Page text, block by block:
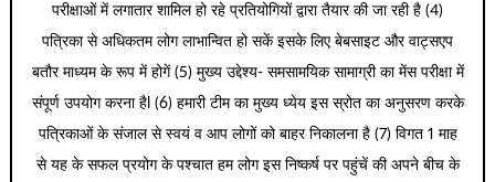
परीक्षाओं में लगातार शामिल हो रहे प्रतियोगियों द्वारा तैयार की जा रही है (4)
पत्रिका से अधिकतम लोग लाभान्वित हो सकें इसके लिए बेबसाइट और वाट्सएप
बतौर माध्यम के रूप में होगें (5) मुख्य उद्देश्य- समसामयिक सामाग्री का मेंस परीक्षा में
संपूर्ण उपयोग करना हैl (6) हमारी टीम का मुख्य ध्येय इस स्रोत का अनुसरण करके
पत्रिकाओं के संजाल से स्वयं व आप लोगों को बाहर निकालना है (7) विगत 1 माह
से यह के सफल प्रयोग के पश्चात हम लोग इस निष्कर्ष पर पहुंचें की अपने बीच के